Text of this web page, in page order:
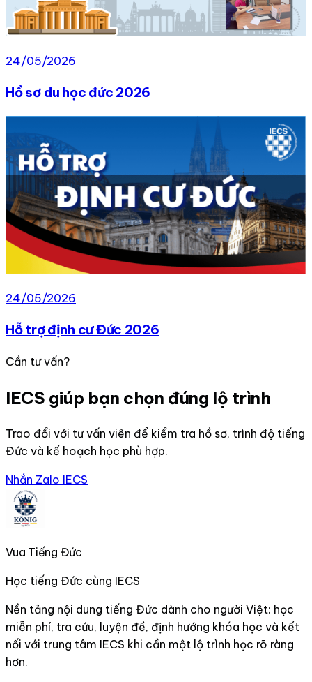
24/05/2026
Hồ sơ du học đức 2026
24/05/2026
Hỗ trợ định cư Đức 2026
Cần tư vấn?
IECS giúp bạn chọn đúng lộ trình
Trao đổi với tư vấn viên để kiểm tra hồ sơ, trình độ tiếng
Đức và kế hoạch học phù hợp.
Nhắn Zalo IECS
Vua Tiếng Đức
Học tiếng Đức cùng IECS
Nền tảng nội dung tiếng Đức dành cho người Việt: học
miễn phí, tra cứu, luyện đề, định hướng khóa học và kết
nối với trung tâm IECS khi cần một lộ trình học rõ ràng
hơn.